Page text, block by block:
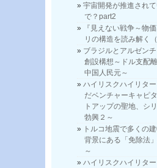
宇宙開発が推進され
で？part2
『見えない戦争～物
リの構造を読み解く
ブラジルとアルゼン
創設構想～ドル支配
中国人民元～
ハイリスクハイリタ
だベンチャーキャピ
トアップの聖地、シ
勃興２～
トルコ地震で多くの
背景にある「免除法
～
ハイリスクハイリタ